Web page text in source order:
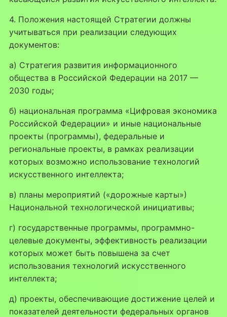
4. Положения настоящей Стратегии должны
учитываться при реализации следующих
документов:
а) Стратегия развития информационного
общества в Российской Федерации на 2017 —
2030 годы;
б) национальная программа «Цифровая экономика
Российской Федерации» и иные национальные
проекты (программы), федеральные и
региональные проекты, в рамках реализации
которых возможно использование технологий
искусственного интеллекта;
в) планы мероприятий («дорожные карты»)
Национальной технологической инициативы;
г) государственные программы, программно-
целевые документы, эффективность реализации
которых может быть повышена за счет
использования технологий искусственного
интеллекта;
д) проекты, обеспечивающие достижение целей и
показателей деятельности федеральных органов